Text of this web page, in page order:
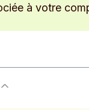
à votre